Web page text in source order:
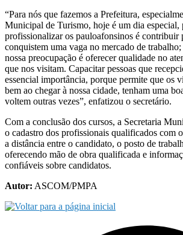
“Para nós que fazemos a Prefeitura,
Municipal de Turismo, hoje é um dia especial,
profissionalizar os pauloafonsinos é contribuir
conquistem uma vaga no mercado de
nossa preocupação é oferecer qualidade no
que nos visitam. Capacitar pessoas que
essencial importância, porque permite que os
bem ao chegar à nossa cidade, tenham uma
voltem outras vezes”, enfatizou o secretário.
Com a conclusão dos cursos, a Secretaria
o cadastro dos profissionais qualificados com
a distância entre o candidato, o posto de
oferecendo mão de obra qualificada e
confiáveis sobre candidatos.
Autor: ASCOM/PMPA